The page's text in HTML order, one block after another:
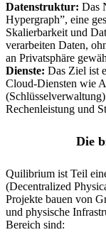
Datenstruktur: Das
Hypergraph”, eine
Skalierbarkeit und
verarbeiten Daten,
an Privatsphäre
Dienste: Das Ziel ist
Cloud-Diensten wie
Rechenleistung und
Die
Quilibrium ist Teil
(Decentralized
Projekte bauen von
und physische
Bereich sind: